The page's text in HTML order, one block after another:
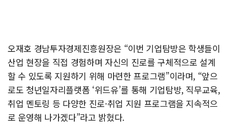
오재호 경남투자경제진흥원장은 “이번 기업탐방은 학생들이
산업 현장을 직접 경험하며 자신의 진로를 구체적으로 설계
할 수 있도록 지원하기 위해 마련한 프로그램”이라며, “앞으
로도 청년일자리플랫폼 ‘위드유’를 통해 기업탐방, 직무교육,
취업 멘토링 등 다양한 진로·취업 지원 프로그램을 지속적으
로 운영해 나가겠다”라고 밝혔다.